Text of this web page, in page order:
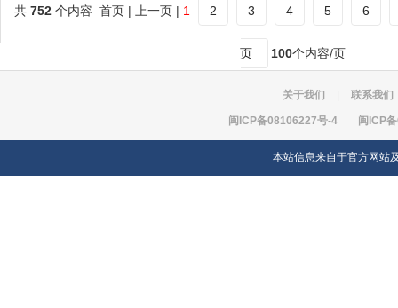
共 752 个内容 首页 | 上一页 | 1 2 3 4 5 6
页 100个内容/页
关于我们 联系我们
闽ICP备08106227号-4 闽ICP
本站信息来自于官方网站